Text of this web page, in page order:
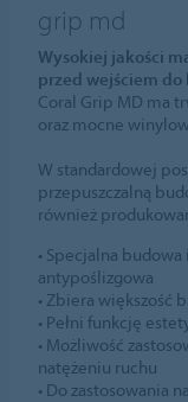
grip md
Wysokiej jakości
przed wejściem
Coral Grip MD ma
oraz mocne
W standardowej
przepuszczalną
również
• Specjalna
antypoślizgowa
• Zbiera większość
• Pełni funkcję
• Możliwość
natężeniu ruchu
• Do zastosowania